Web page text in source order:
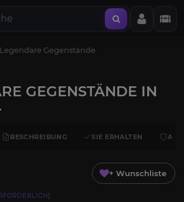
Legendäre Gegenstände
GEGENSTÄNDE IN
BESCHREIBUNG SIE ERHALTEN
+ Wunschliste